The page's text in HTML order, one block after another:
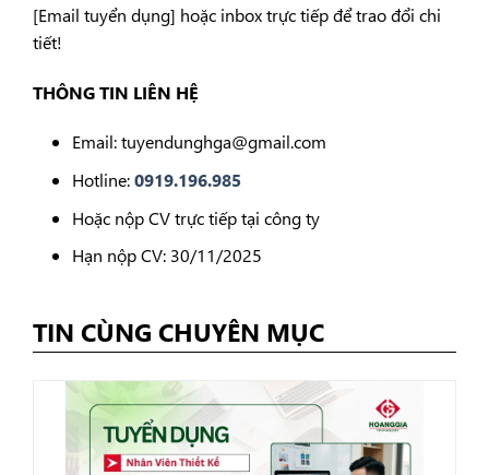
[Email tuyển dụng] hoặc inbox trực tiếp để trao đổi chi
tiết!
THÔNG TIN LIÊN HỆ
Email: tuyendunghga@gmail.com
Hotline:0919.196.985
Hoặc nộp CV trực tiếp tại công ty
Hạn nộp CV: 30/11/2025
TIN CÙNG CHUYÊN MỤC